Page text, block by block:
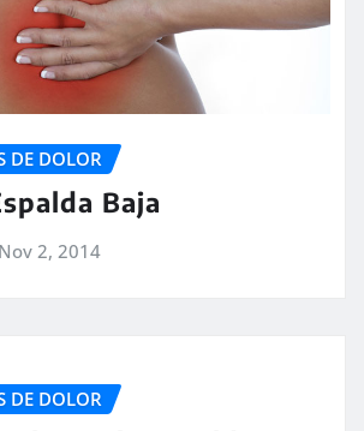
DE DOLOR
Baja
Nov 2, 2014
DE DOLOR